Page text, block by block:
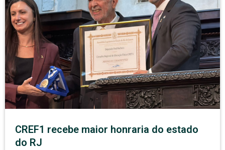
CREF1 recebe maior honraria do estado
do RJ